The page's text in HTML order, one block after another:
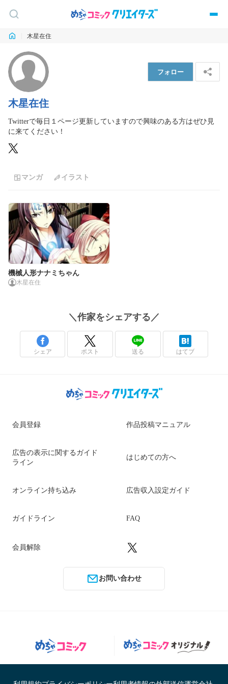
木星在住
木星在住
フォロー
Twitterで毎日１ページ更新していますので興味のある方はぜひ見
マンガ イラスト
機械人形ナナミちゃん
木星在住
＼ 作家をシェアする／
シェア ポスト 送る はてブ
会員登録 作品投稿マニュアル
広告の表示に関するガイド
ライン
はじめての方へ
オンライン持ち込み 広告収入設定ガイド
ガイドライン FAQ
会員解除
お問い合わせ